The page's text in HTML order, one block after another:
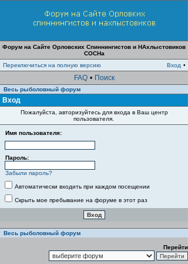
Форум на Сайте Орловских Спиннингистов и НАхлыстовиков
СОСНа
Переключиться на полную версию
Вход •
FAQ • Поиск
Весь рыболовный форум
Вход
Пожалуйста, авторизуйтесь для входа в Ваш центр
пользователя.
Имя пользователя:
Пароль:
Забыли пароль?
Автоматически входить при каждом посещении
Скрыть мое пребывание на форуме в этот раз
Весь рыболовный форум
Перейти